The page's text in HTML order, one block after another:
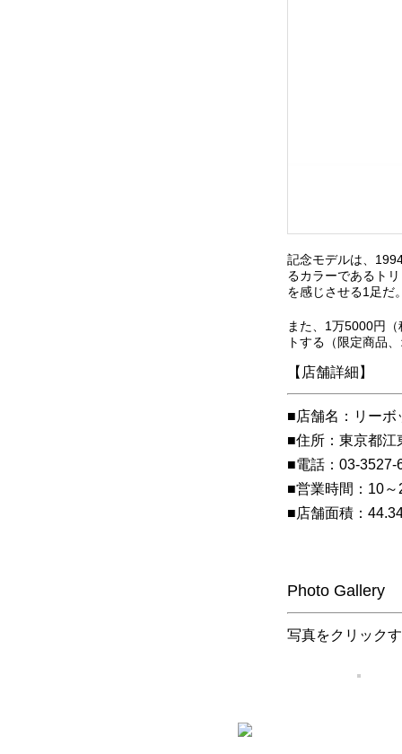
記念モデルは、
るカラーであるト
を感じさせる1足だ
また、1万5000円
トする（限定商品
【店舗詳細】
■店舗名：リーボ
■住所：東京都江
■電話：03-3527-
■営業時間：10
■店舗面積：
Photo Gallery
写真をクリック